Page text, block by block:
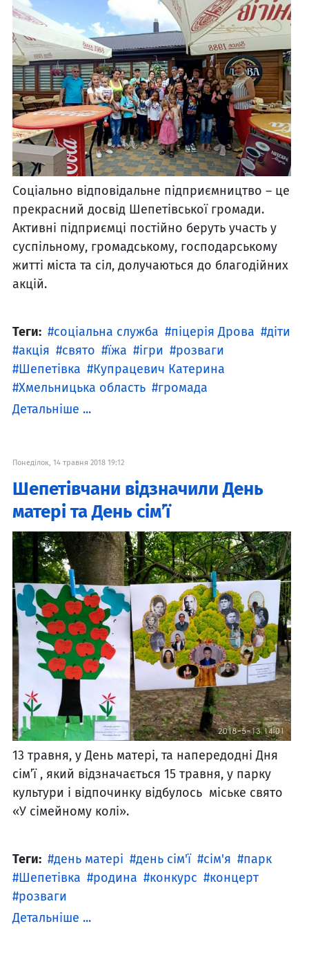
Соціально відповідальне підприємництво – це
прекрасний досвід Шепетівської громади.
Активні підприємці постійно беруть участь у
суспільному, громадському, господарському
житті міста та сіл, долучаються до благодійних
акцій.
Теги: соціальна служба піцерія Дрова
діти
акція
свято їжа ігри
розваги
Шепетівка
Купрацевич Катерина
Хмельницька область
громада
Детальніше ...
Понеділок, 14 травня 2018 19:12
Шепетівчани відзначили День
матері та День сім’ї
13 травня, у День матері, та напередодні Дня
сім’ї , який відзначається 15 травня, у парку
культури і відпочинку відбулось міське свято
«У сімейному колі».
Теги: день матері день сім'ї сім'я
парк
Шепетівка
родина конкурс
концерт
розваги
Детальніше ...